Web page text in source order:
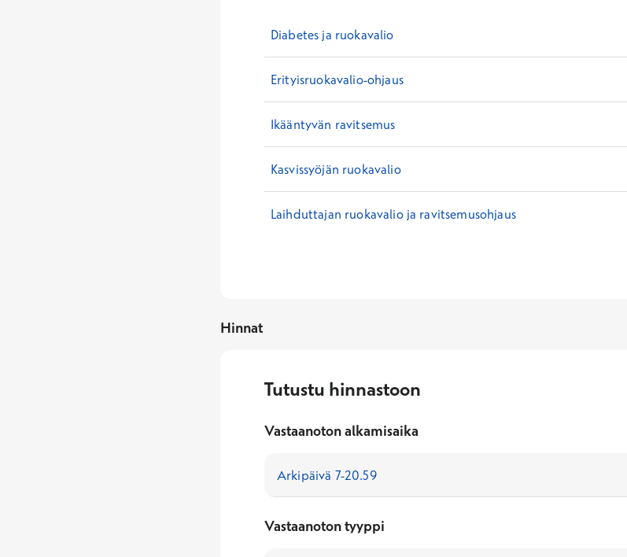
Diabetes ja ruokavalio
Erityisruokavalio-ohjaus
Ikääntyvän ravitsemus
Kasvissyöjän ruokavalio
Laihduttajan ruokavalio ja ravitsemusohjaus
Hinnat
Tutustu hinnastoon
Vastaanoton alkamisaika
Vastaanoton tyyppi